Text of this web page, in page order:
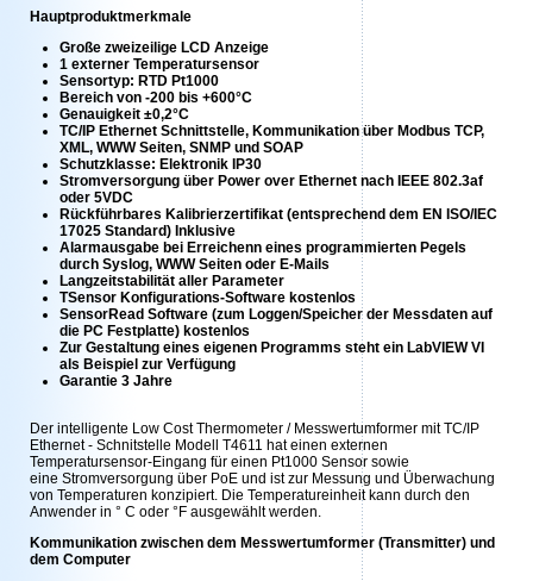
Hauptproduktmerkmale
Große zweizeilige LCD Anzeige
1 externer Temperatursensor
Sensortyp: RTD Pt1000
Bereich von -200 bis +600°C
Genauigkeit ±0,2°C
TC/IP Ethernet Schnittstelle, Kommunikation über Modbus TCP,
XML, WWW Seiten, SNMP und SOAP
Schutzklasse: Elektronik IP30
Stromversorgung über Power over Ethernet nach IEEE 802.3af
oder 5VDC
Rückführbares Kalibrierzertifikat (entsprechend dem EN ISO/IEC
17025 Standard) Inklusive
Alarmausgabe bei Erreichenn eines programmierten Pegels
durch Syslog, WWW Seiten oder E-Mails
Langzeitstabilität aller Parameter
TSensor Konfigurations-Software kostenlos
SensorRead Software (zum Loggen/Speicher der Messdaten auf
die PC Festplatte) kostenlos
Zur Gestaltung eines eigenen Programms steht ein LabVIEW VI
als Beispiel zur Verfügung
Garantie 3 Jahre
Der intelligente Low Cost Thermometer / Messwertumformer mit TC/IP
Ethernet - Schnitstelle Modell T4611 hat einen externen
Temperatursensor-Eingang für einen Pt1000 Sensor sowie
eine Stromversorgung über PoE und ist zur Messung und Überwachung
von Temperaturen konzipiert. Die Temperatureinheit kann durch den
Anwender in ° C oder °F ausgewählt werden.
Kommunikation zwischen dem Messwertumformer (Transmitter) und
dem Computer